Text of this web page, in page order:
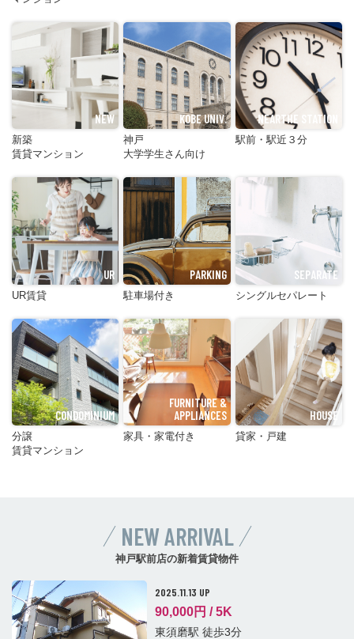
NEW
新築
賃貸マンション
KOBE UNIV.
神戸
大学学生さん向け
NEARTHE STATION
駅前・駅近３分
UR
UR賃貸
PARKING
駐車場付き
SEPARATE
シングルセパレート
CONDOMINIUM
分譲
賃貸マンション
FURNITURE &
APPLIANCES
家具・家電付き
HOUSE
貸家・戸建
NEW ARRIVAL
神戸駅前店の新着賃貸物件
2025.11.13 UP
90,000円 /5K
東須磨駅 徒歩3分